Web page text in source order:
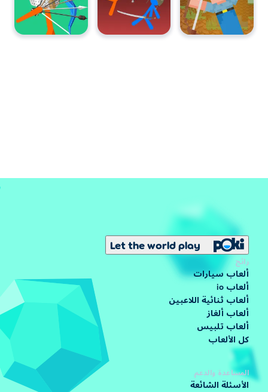
Let the world play
رائج
ألعاب سيارات
ألعاب io
ألعاب ثنائية اللاعبين
ألعاب ألغاز
ألعاب تلبيس
كل الألعاب
المساعدة والدعم
الأسئلة الشائعة